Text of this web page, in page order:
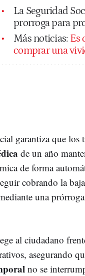
La Seguridad
prorroga para
Más noticias: Es
comprar una
garantiza que los
de un año
de forma
cobrando la
una
al ciudadano
asegurando
no se